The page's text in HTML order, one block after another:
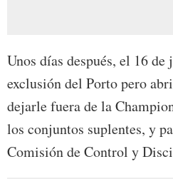
Unos días después, el 16
exclusión del Porto pero
dejarle fuera de la
los conjuntos suplentes, y
Comisión de Control y